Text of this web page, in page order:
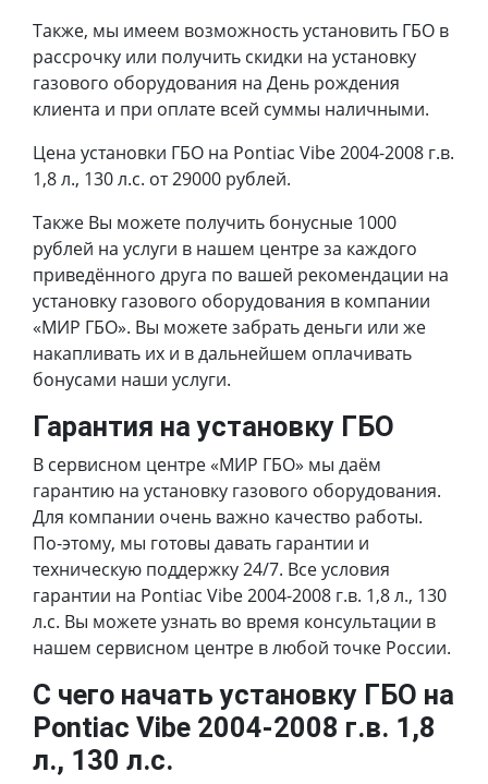
Также, мы имеем возможность установить ГБО в
рассрочку или получить скидки на установку
газового оборудования на День рождения
клиента и при оплате всей суммы наличными.
Цена установки ГБО на Pontiac Vibe 2004-2008 г.в.
1,8 л., 130 л.с. от 29000 рублей.
Также Вы можете получить бонусные 1000
рублей на услуги в нашем центре за каждого
приведённого друга по вашей рекомендации на
установку газового оборудования в компании
«МИР ГБО». Вы можете забрать деньги или же
накапливать их и в дальнейшем оплачивать
бонусами наши услуги.
Гарантия на установку ГБО
В сервисном центре «МИР ГБО» мы даём
гарантию на установку газового оборудования.
Для компании очень важно качество работы.
По-этому, мы готовы давать гарантии и
техническую поддержку 24/7. Все условия
гарантии на Pontiac Vibe 2004-2008 г.в. 1,8 л., 130
л.с. Вы можете узнать во время консультации в
нашем сервисном центре в любой точке России.
С чего начать установку ГБО на
Pontiac Vibe 2004-2008 г.в. 1,8
л., 130 л.с.